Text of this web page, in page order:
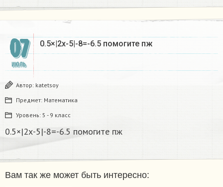
07
ИЮЛЬ
0.5×|2х-5|-8=-6.5 помогите пж​
Автор: katetsoy
Предмет: Математика
Уровень: 5 - 9 класс
0.5×|2х-5|-8=-6.5 помогите пж​
Вам так же может быть интересно: